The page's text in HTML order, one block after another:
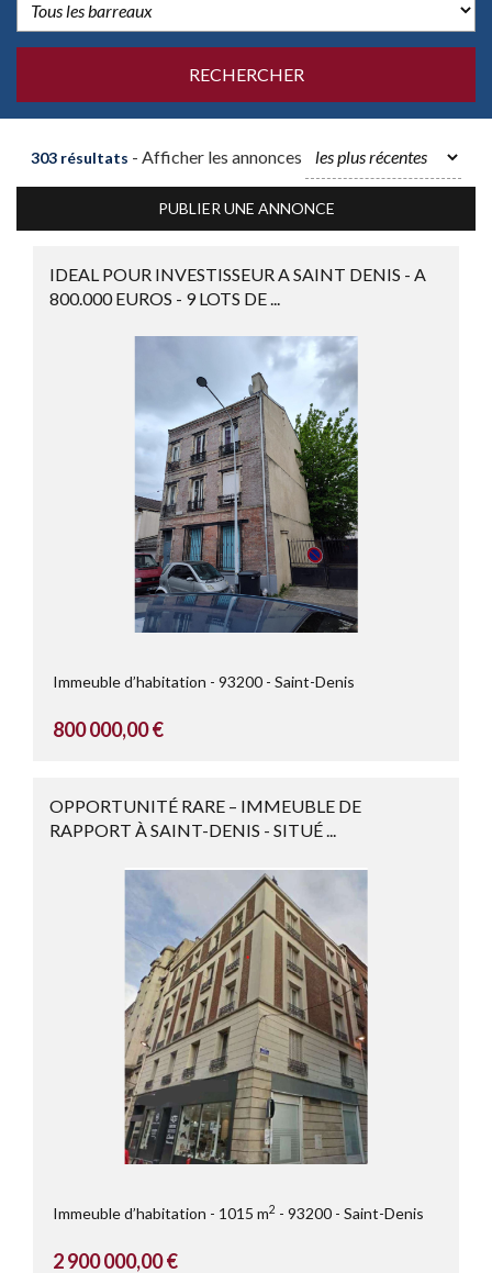
303 résultats - Afficher les annonces
PUBLIER UNE ANNONCE
IDEAL POUR INVESTISSEUR A SAINT DENIS - A
800.000 EUROS - 9 LOTS DE ...
Immeuble d’habitation 93200 Saint-Denis
800 000,00 €
OPPORTUNITÉ RARE – IMMEUBLE DE
RAPPORT À SAINT-DENIS - SITUÉ ...
Immeuble d’habitation 1015 m2 93200 Saint-Denis
2 900 000,00 €